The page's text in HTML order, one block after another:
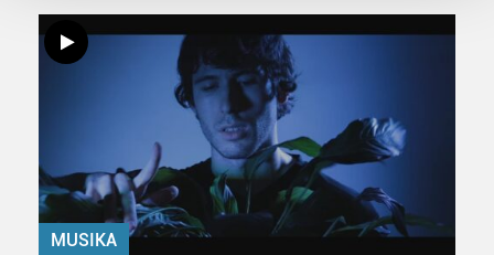
prozesatzen ditugu, zure IP zenbakia, besteak beste,
teknologia erabiliz, cookieak adibidez, iragarki eta eduki
pertsonalizatuak eskaintzeko, iragarkiak eta edukia
neurtzeko, jendeari buruzko informazioa biltzeko eta
produktuak garatzeko. Zure datuak nork eta zertarako
erabiltzen dituen hauta dezakezu.
Bazkide batzuek ez dizute baimenik eskatzen, eta beren
MUSIKA